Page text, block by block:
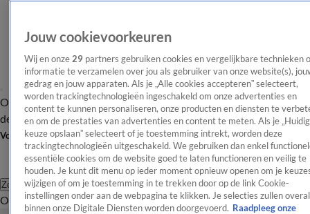
OverzichtAfleveringen Entertainment TV Algemeen
Tip
de redactieNieuwsbrief
Volg Shownieuws
Zoeken
OverzichtEntertainmentSpraakmakendRealityCrimeVideo's
Jouw cookievoorkeuren
Wij en onze 29 partners gebruiken cookies en vergelijkbare technieken
informatie te verzamelen over jou als gebruiker van onze website(s),
gedrag en jouw apparaten. Als je „Alle cookies accepteren” selecteert,
worden trackingtechnologieën ingeschakeld om onze advertenties en
content te kunnen personaliseren, onze producten en diensten te
en om de prestaties van advertenties en content te meten. Als je
keuze opslaan” selecteert of je toestemming intrekt, worden deze
trackingtechnologieën uitgeschakeld. We gebruiken dan enkel
essentiële cookies om de website goed te laten functioneren en veilig te
houden. Je kunt dit menu op ieder moment opnieuw openen om je
wijzigen of om je toestemming in te trekken door op de link Cookie-
instellingen onder aan de webpagina te klikken. Je selecties zullen overal
binnen onze Digitale Diensten worden doorgevoerd. Raadpleeg onze